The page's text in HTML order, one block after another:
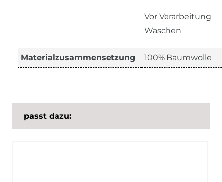
Vor Verarbeitung
Waschen
Materialzusammensetzung 100% Baumwolle
passt dazu: